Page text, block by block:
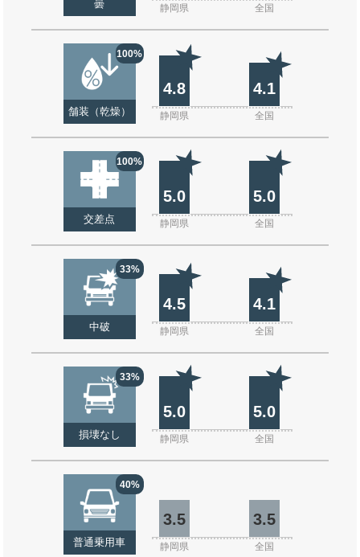
曇 静岡県 全国
100%
舗装（乾燥）
4.8 4.1
静岡県 全国
100%
交差点
5.0 5.0
静岡県 全国
33%
中破
4.5 4.1
静岡県 全国
33%
損壊なし
5.0 5.0
静岡県 全国
40%
普通乗用車
3.5 3.5
静岡県 全国